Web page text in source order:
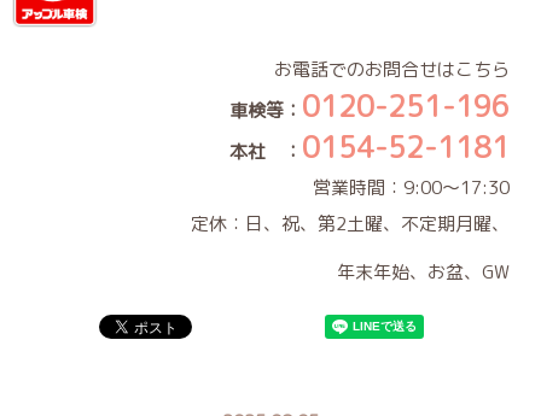
お電話でのお問合せはこちら
車検等： 0120-251-196
本社 ： 0154-52-1181
営業時間：9:00～17:30
定休：日、祝、第2土曜、不定期月曜、
年末年始、お盆、GW